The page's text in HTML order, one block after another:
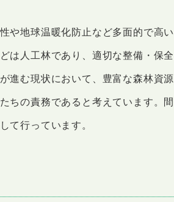
や地球温暖化防止など多面的で高
は人工林であり、適切な整備・保
進む現状において、豊富な森林資
ちの責務であると考えています。
て行っています。